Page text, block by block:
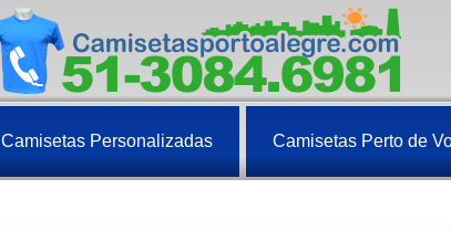
Camisetas Personalizadas Camisetas Perto de